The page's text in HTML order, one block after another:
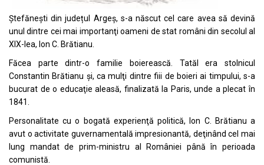
Ștefănești din județul Argeş, s-a născut cel care avea să devină
unul dintre cei mai importanţi oameni de stat români din secolul al
XIX-lea, Ion C. Brătianu.
Făcea parte dintr-o familie boierească. Tatăl era stolnicul
Constantin Brătianu și, ca mulţi dintre fiii de boieri ai timpului, s-a
bucurat de o educaţie aleasă, finalizată la Paris, unde a plecat în
1841.
Personalitate cu o bogată experienţă politică, Ion C. Brătianu a
avut o activitate guvernamentală impresionantă, deţinând cel mai
lung mandat de prim-ministru al României până în perioada
comunistă.